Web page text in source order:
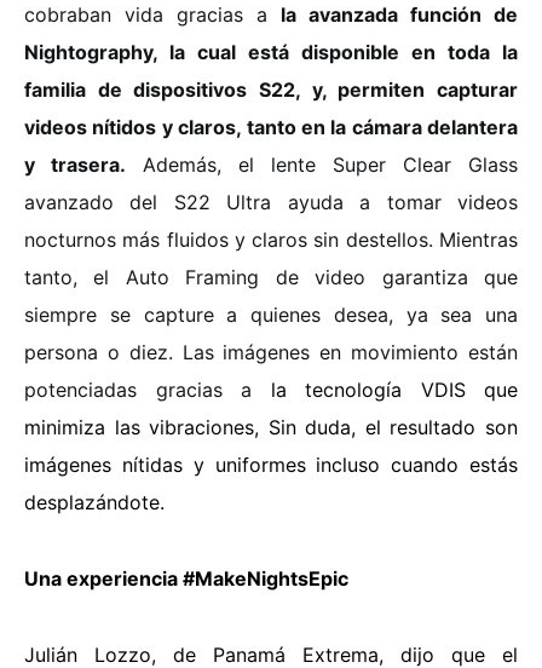
cobraban vida gracias a la avanzada función de
Nightography, la cual está disponible en toda la
familia de dispositivos S22, y, permiten capturar
videos nítidos y claros, tanto en la cámara delantera
y trasera. Además, el lente Super Clear Glass
avanzado del S22 Ultra ayuda a tomar videos
nocturnos más fluidos y claros sin destellos. Mientras
tanto, el Auto Framing de video garantiza que
siempre se capture a quienes desea, ya sea una
persona o diez. Las imágenes en movimiento están
potenciadas gracias a la tecnología VDIS que
minimiza las vibraciones, Sin duda, el resultado son
imágenes nítidas y uniformes incluso cuando estás
desplazándote.
Una experiencia #MakeNightsEpic
Julián Lozzo, de Panamá Extrema, dijo que el